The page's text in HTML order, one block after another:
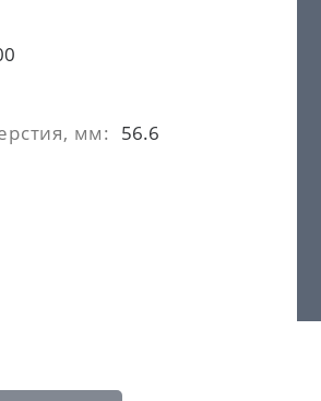
мм:
56.6